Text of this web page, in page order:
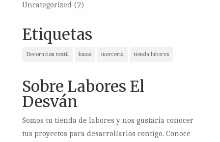
Uncategorized (2)
Etiquetas
Decoracion textil lanas merceria tienda labores
Sobre Labores El
Desván
Somos tu tienda de labores y nos gustaría conocer
tus proyectos para desarrollarlos contigo. Conoce